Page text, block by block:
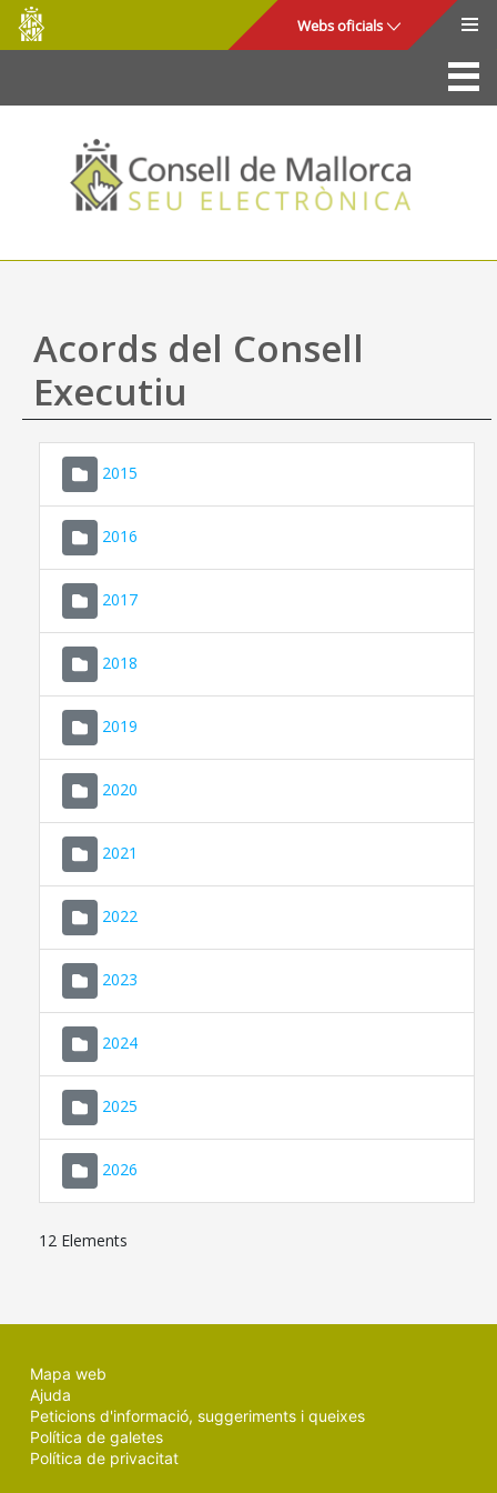
Salta al contingut principal
Consell
de
Mallorca
Webs oficials
La Seu
Consell de Mallorca
Accés i seguretat
Utilitats
Ajuda
Acords del Consell
Executiu
2015
2016
2017
2018
2019
2020
2021
2022
2023
2024
2025
2026
12 Elements
Mapa web
Ajuda
Peticions d'informació, suggeriments i queixes
Política de galetes
Política de privacitat